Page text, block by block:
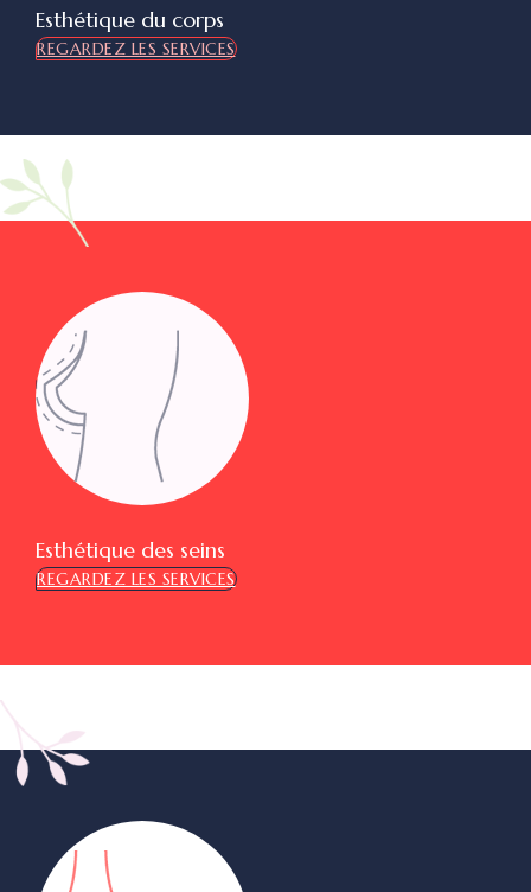
Esthétique du corps
REGARDEZ LES SERVICES
Esthétique des seins
REGARDEZ LES SERVICES